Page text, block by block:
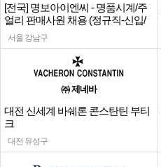
[전국] 명보아이엔씨 - 명품시계/주
얼리 판매사원 채용 (정규직-신입/
경력)
서울 강남구
㈜ 제네바
대전 신세계 바쉐론 콘스탄틴 부티
크
대전 유성구